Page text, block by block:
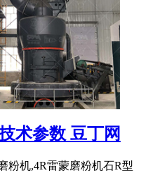
术参数 豆丁网
粉机,4R雷蒙磨粉机石R型